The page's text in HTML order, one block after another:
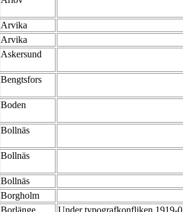
Arvika
Arvika
Askersund
Bengtsfors
Boden
Bollnäs
Bollnäs
Bollnäs
Borgholm